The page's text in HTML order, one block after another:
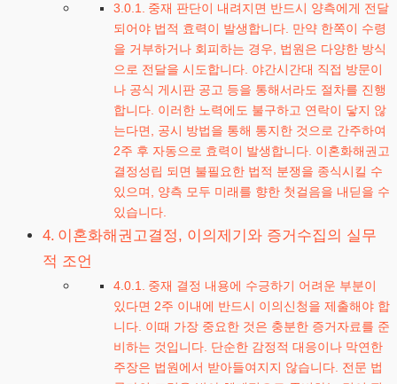
중재 판단이 내려지면 반드시 양측에게 전달
되어야 법적 효력이 발생합니다. 만약 한쪽이 수령
을 거부하거나 회피하는 경우, 법원은 다양한 방식
으로 전달을 시도합니다. 야간시간대 직접 방문이
나 공식 게시판 공고 등을 통해서라도 절차를 진행
합니다. 이러한 노력에도 불구하고 연락이 닿지 않
는다면, 공시 방법을 통해 통지한 것으로 간주하여
2주 후 자동으로 효력이 발생합니다. 이혼화해권고
결정성립 되면 불필요한 법적 분쟁을 종식시킬 수
있으며, 양측 모두 미래를 향한 첫걸음을 내딛을 수
있습니다.
이혼화해권고결정, 이의제기와 증거수집의 실무
적 조언
중재 결정 내용에 수긍하기 어려운 부분이
있다면 2주 이내에 반드시 이의신청을 제출해야 합
니다. 이때 가장 중요한 것은 충분한 증거자료를 준
비하는 것입니다. 단순한 감정적 대응이나 막연한
주장은 법원에서 받아들여지지 않습니다. 전문 법